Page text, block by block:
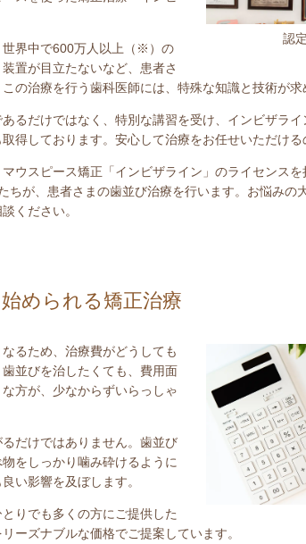
認
世界中で600万人以上（※）の
置が目立たないなど、患者さ
の治療を行う歯科医師には、特殊な知識と技術が求
るだけではなく、特別な講習を受け、インビザラ
得しております。安心して治療をお任せいただける
ウスピース矯正「インビザライン」のライセンス
ちが、患者さまの歯並び治療を行います。お悩みの
ください。
められる矯正治療
るため、治療費がどうしても
並びを治したくても、費用面
方が、少なからずいらっしゃ
だけではありません。歯並び
をしっかり噛み砕けるように
い影響を及ぼします。
りでも多くの方にご提供した
ーズナブルな価格でご提案しています。